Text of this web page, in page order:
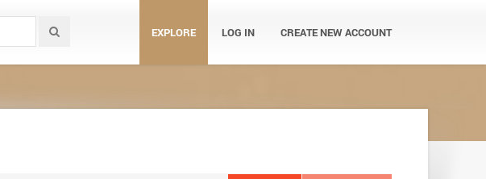
EXPLORE LOG IN CREATE NEW ACCOUNT